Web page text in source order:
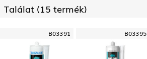
Találat (15 termék)
B03391 B03395